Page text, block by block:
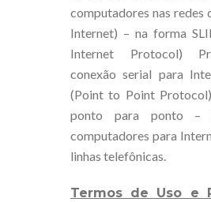
computadores nas redes
Internet) – na forma
Internet Protocol)
conexão serial para
(Point to Point
ponto para ponto –
computadores para
linhas telefônicas.
Termos de Uso e